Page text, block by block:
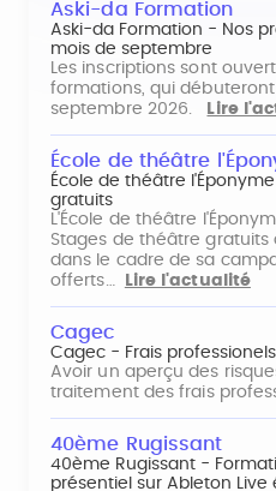
Aski-da Formation
Aski-da Formation - Nos
mois de septembre
Les inscriptions sont
formations, qui
septembre 2026.
Lire
École de théâtre
École de théâtre
gratuits
L'École de théâtre
Stages de théâtre gratuits
dans le cadre de sa
offerts…
Lire l'actualité
Cagec
Cagec - Frais
Avoir un aperçu des
traitement des frais
40ème Rugissant
40ème Rugissant -
présentiel sur Ableton Live